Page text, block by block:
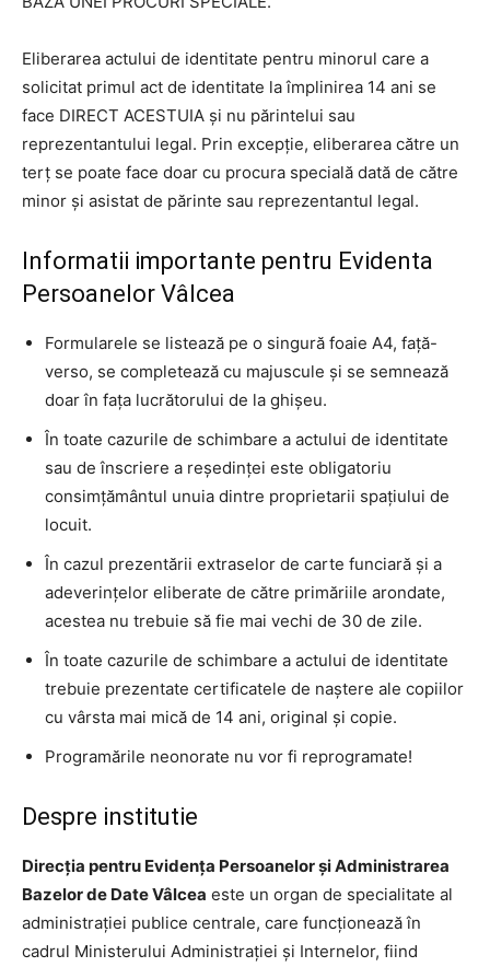
Eliberarea actului de identitate pentru minorul care a
solicitat primul act de identitate la împlinirea 14 ani se
face DIRECT ACESTUIA și nu părintelui sau
reprezentantului legal. Prin excepție, eliberarea către un
terț se poate face doar cu procura specială dată de către
minor și asistat de părinte sau reprezentantul legal.
Informatii importante pentru Evidenta
Persoanelor Vâlcea
Formularele se listează pe o singură foaie A4, față-
verso, se completează cu majuscule și se semnează
doar în fața lucrătorului de la ghișeu.
În toate cazurile de schimbare a actului de identitate
sau de înscriere a reședinței este obligatoriu
consimțământul unuia dintre proprietarii spațiului de
locuit.
În cazul prezentării extraselor de carte funciară și a
adeverințelor eliberate de către primăriile arondate,
acestea nu trebuie să fie mai vechi de 30 de zile.
În toate cazurile de schimbare a actului de identitate
trebuie prezentate certificatele de naştere ale copiilor
cu vârsta mai mică de 14 ani, original şi copie.
Programările neonorate nu vor fi reprogramate!
Despre institutie
Direcția pentru Evidența Persoanelor și Administrarea
Bazelor de Date Vâlcea este un organ de specialitate al
administrației publice centrale, care funcționează în
cadrul Ministerului Administrației și Internelor, fiind